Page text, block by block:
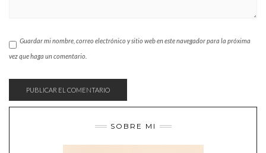
Guardar mi nombre, correo electrónico y sitio web en este navegador para la próxima
vez que haga un comentario.
SOBRE MI